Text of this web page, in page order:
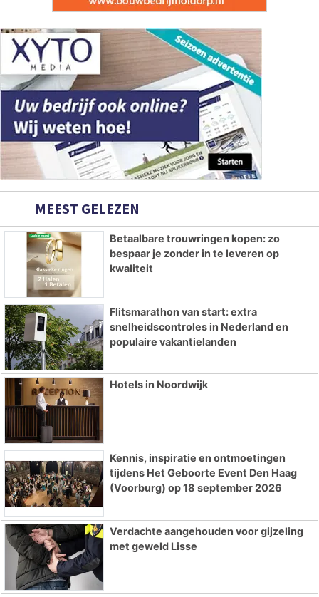
MEEST GELEZEN
Betaalbare trouwringen kopen: zo
bespaar je zonder in te leveren op
kwaliteit
Flitsmarathon van start: extra
snelheidscontroles in Nederland en
populaire vakantielanden
Hotels in Noordwijk
Kennis, inspiratie en ontmoetingen
tijdens Het Geboorte Event Den Haag
(Voorburg) op 18 september 2026
Verdachte aangehouden voor gijzeling
met geweld Lisse